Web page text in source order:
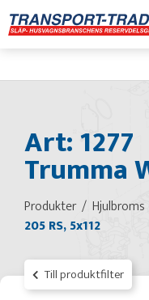
Art: 1277
Trumma
Produkter Hjulbroms
205 RS, 5x112
Till produktfilter